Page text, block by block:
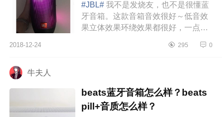
#JBL# 我不是发烧友，也不是很懂蓝
牙音箱。这款音箱音效很好～低音效
果立体效果环绕效果都很好，一点都
太舒服了，而且防水，洗澡可以...
2018-12-24 295 0
牛夫人
beats蓝牙音箱怎么样？beats
pill+音质怎么样？